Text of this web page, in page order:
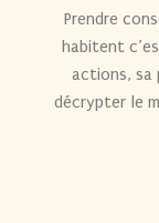
Prendre
habitent
actions, sa
décrypter le